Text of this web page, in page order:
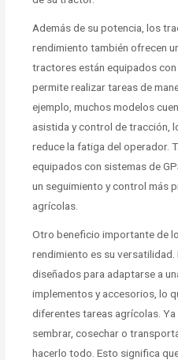
Además de su potencia, los
rendimiento también ofrecen
tractores están equipados
permite realizar tareas de
ejemplo, muchos modelos
asistida y control de tracción,
reduce la fatiga del operador.
equipados con sistemas de
un seguimiento y control más
agrícolas.
Otro beneficio importante de
rendimiento es su
diseñados para adaptarse a
implementos y accesorios, lo
diferentes tareas agrícolas. Ya
sembrar, cosechar o
hacerlo todo. Esto significa